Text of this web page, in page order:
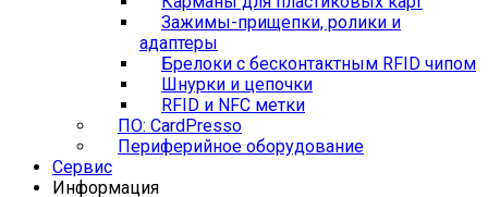
Зажимы-прищепки, ролики и
адаптеры
Брелоки с бесконтактным RFID чипом
Шнурки и цепочки
RFID и NFC метки
ПО: CardPresso
Периферийное оборудование
Сервис
Информация